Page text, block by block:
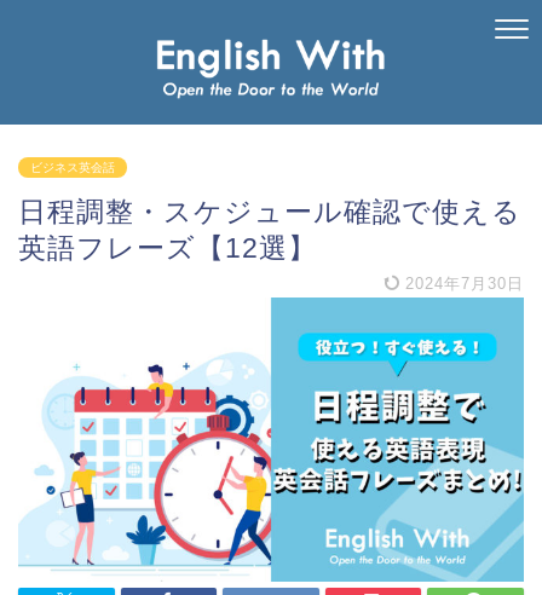
ビジネス英会話
日程調整・スケジュール確認で使える
英語フレーズ【12選】
2024年7月30日